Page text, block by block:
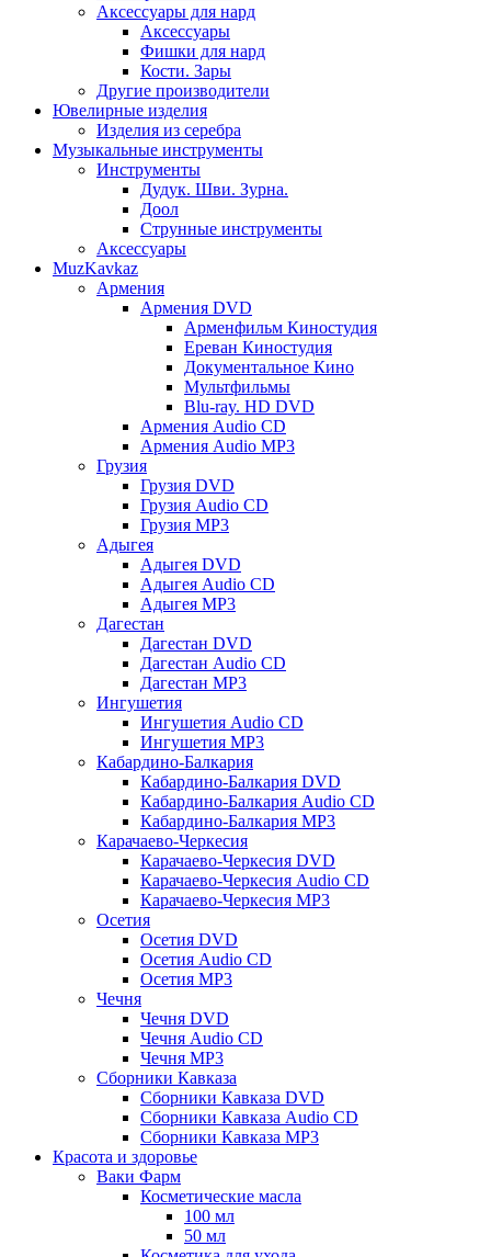
Аксессуары для нард
Аксессуары
Фишки для нард
Кости. Зары
Другие производители
Ювелирные изделия
Изделия из серебра
Музыкальные инструменты
Инструменты
Дудук. Шви. Зурна.
Доол
Струнные инструменты
Аксессуары
MuzKavkaz
Армения
Армения DVD
Арменфильм Киностудия
Ереван Киностудия
Документальное Кино
Мультфильмы
Blu-ray. HD DVD
Армения Audio CD
Армения Audio MP3
Грузия
Грузия DVD
Грузия Audio CD
Грузия MP3
Адыгея
Адыгея DVD
Адыгея Audio CD
Адыгея MP3
Дагестан
Дагестан DVD
Дагестан Audio CD
Дагестан MP3
Ингушетия
Ингушетия Audio CD
Ингушетия MP3
Кабардино-Балкария
Кабардино-Балкария DVD
Кабардино-Балкария Audio CD
Кабардино-Балкария MP3
Карачаево-Черкесия
Карачаево-Черкесия DVD
Карачаево-Черкесия Audio CD
Карачаево-Черкесия MP3
Осетия
Осетия DVD
Осетия Audio CD
Осетия MP3
Чечня
Чечня DVD
Чечня Audio CD
Чечня MP3
Сборники Кавказа
Сборники Кавказа DVD
Сборники Кавказа Audio CD
Сборники Кавказа MP3
Красота и здоровье
Ваки Фарм
Косметические масла
100 мл
50 мл